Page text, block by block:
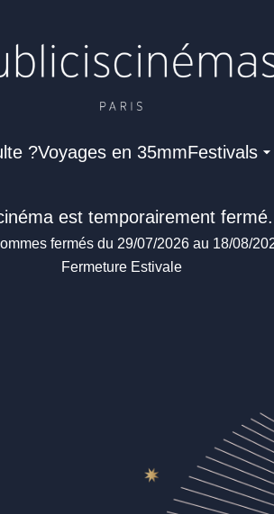
?Voyages en 35mmFestivals
est temporairement fermé.
fermés du 29/07/2026 au 18/08/
Fermeture Estivale